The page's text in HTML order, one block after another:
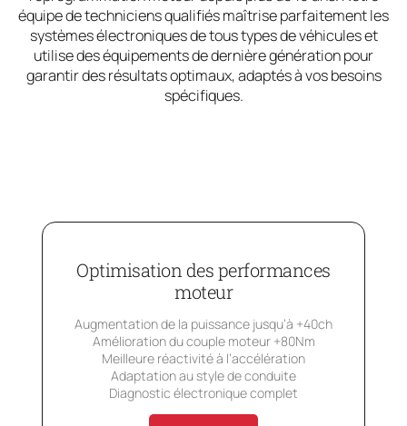
équipe de techniciens qualifiés maîtrise parfaitement les
systèmes électroniques de tous types de véhicules et
utilise des équipements de dernière génération pour
garantir des résultats optimaux, adaptés à vos besoins
spécifiques.
Optimisation des performances
moteur
Augmentation de la puissance jusqu’à +40ch
Amélioration du couple moteur +80Nm
Meilleure réactivité à l’accélération
Adaptation au style de conduite
Diagnostic électronique complet